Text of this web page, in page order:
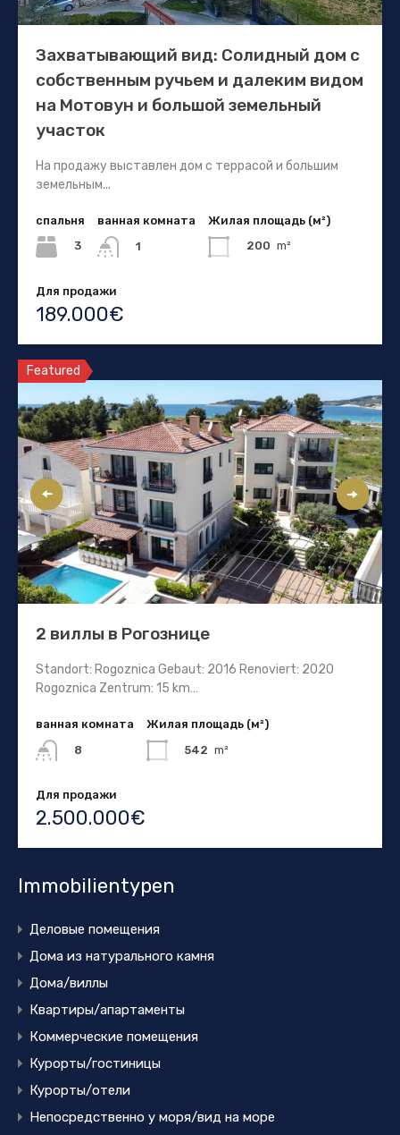
Захватывающий вид: Солидный дом с
собственным ручьем и далеким видом
на Мотовун и большой земельный
участок
На продажу выставлен дом с террасой и большим
земельным...
спальня
3
ванная комната
1
Жилая площадь (м²)
200 m²
Для продажи
189.000€
Featured
2 виллы в Рогознице
Standort: Rogoznica Gebaut: 2016 Renoviert: 2020
Rogoznica Zentrum: 15 km…
ванная комната
8
Жилая площадь (м²)
542 m²
Для продажи
2.500.000€
Immobilientypen
Деловые помещения
Дома из натурального камня
Дома/виллы
Квартиры/апартаменты
Коммерческие помещения
Курорты/гостиницы
Курорты/отели
Непосредственно у моря/вид на море